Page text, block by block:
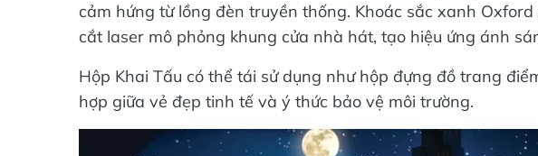
cảm hứng từ lồng đèn truyền thống. Khoác sắc xanh
cắt laser mô phỏng khung cửa nhà hát, tạo hiệu ứng ánh
Hộp Khai Tấu có thể tái sử dụng như hộp đựng đồ trang
hợp giữa vẻ đẹp tinh tế và ý thức bảo vệ môi trường.